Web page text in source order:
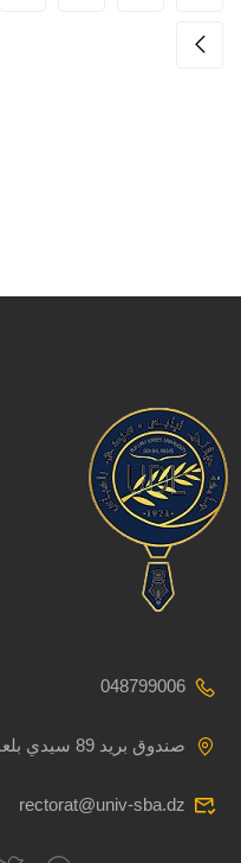
048799006
صندوق بريد 89 سيدي بلعباس الجزائر
rectorat@univ-sba.dz